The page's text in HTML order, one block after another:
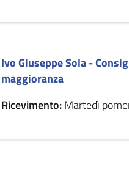
Ivo Giuseppe Sola -
maggioranza
Ricevimento:Martedì